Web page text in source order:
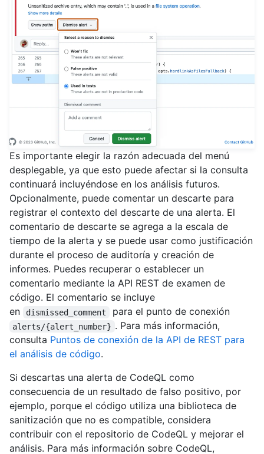
Es importante elegir la razón adecuada del menú
desplegable, ya que esto puede afectar si la consulta
continuará incluyéndose en los análisis futuros.
Opcionalmente, puede comentar un descarte para
registrar el contexto del descarte de una alerta. El
comentario de descarte se agrega a la escala de
tiempo de la alerta y se puede usar como justificación
durante el proceso de auditoría y creación de
informes. Puedes recuperar o establecer un
comentario mediante la API REST de examen de
código. El comentario se incluye
en
dismissed_comment para el punto de conexión
alerts/{alert_number} . Para más información,
consulta Puntos de conexión de la API de REST para
el análisis de código.
Si descartas una alerta de CodeQL como
consecuencia de un resultado de falso positivo, por
ejemplo, porque el código utiliza una biblioteca de
sanitización que no es compatible, considera
contribuir con el repositorio de CodeQL y mejorar el
análisis. Para más información sobre CodeQL,